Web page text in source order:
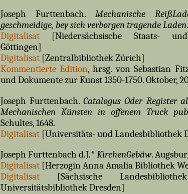
Joseph Furttenbach. Mechanische
geschmeidige, bey sich verborgen tragende Laden
Digitalisat[Niedersächsische Staats- und
Göttingen]
Digitalisat[Zentralbibliothek Zürich]
Kommentierte Edition, hrsg. von Sebastian
und Dokumente zur Kunst 1350-1750. Oktober,
Joseph Furttenbach.Catalogus Oder Register
Mechanischen Künsten in offenem Truck
Schultes, 1648.
Digitalisat[Universitäts- und Landesbibliothek
Joseph Furttenbach d.J.* KirchenGebäw.
Digitalisat[Herzogin Anna Amalia Bibliothek
Digitalisat[Sächsische
Universitätsbibliothek Dresden]